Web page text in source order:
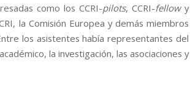
como los CCRI-pilots, CCRI-fellowy
la Comisión Europea y demás miembros
los asistentes había representantes del
la investigación, las asociaciones y